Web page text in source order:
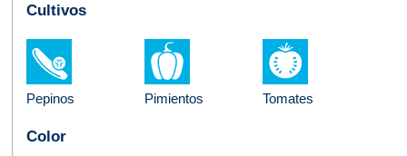
Cultivos
Pepinos Pimientos Tomates
Color